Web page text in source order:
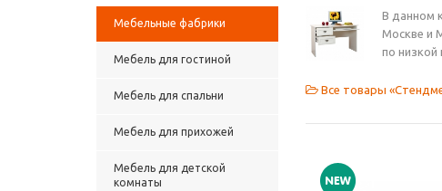
Мебельные фабрики
Мебель для гостиной
Мебель для спальни
Мебель для прихожей
Мебель для детской
комнаты
В данном
Москве и
по низкой
Все товары